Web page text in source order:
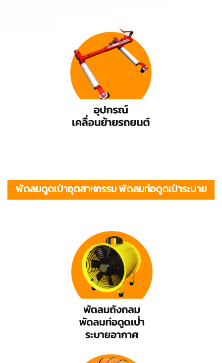
พัดลมดูดเป่าอุตสาหกรรม พัดลมท่อดูดเป่าระบาย